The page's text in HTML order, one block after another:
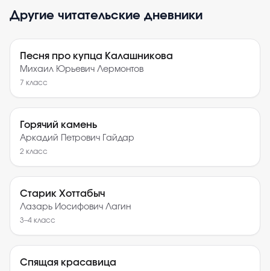
Другие читательские дневники
Песня про купца Калашникова
Михаил Юрьевич Лермонтов
7 класс
Горячий камень
Аркадий Петрович Гайдар
2 класс
Старик Хоттабыч
Лазарь Иосифович Лагин
3–4 класс
Спящая красавица